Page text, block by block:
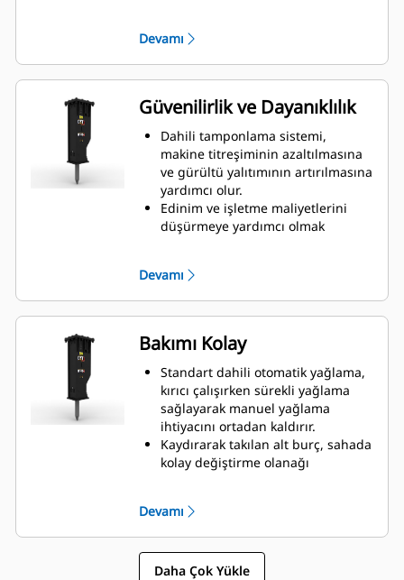
hız veya maksimum güç arasında
seçerek manuel olarak
ayarlayabilirsiniz.
Standart susturma özelliği,
gürültünün düzenlendiği
mahalleler veya hastane yakınları
gibi gürültüye duyarlı alanlarda
bulunan iş sahalarında GC S kırıcı
kullanmanıza olanak tanır.
Devamı
Güvenilirlik ve Dayanıklılık
Dahili tamponlama sistemi,
makine titreşiminin azaltılmasına
ve gürültü yalıtımının artırılmasına
yardımcı olur.
Edinim ve işletme maliyetlerini
düşürmeye yardımcı olmak
tasarımı.
Hidrolik komponentlerin muhafaza
içinde hasara karşı korunuyor
olması, sahadaki kesinti
sürelerinin azaltılmasına yardımcı
olur.
Devamı
Bakımı Kolay
Standart dahili otomatik yağlama,
kırıcı çalışırken sürekli yağlama
sağlayarak manuel yağlama
ihtiyacını ortadan kaldırır.
Kaydırarak takılan alt burç, sahada
kolay değiştirme olanağı
ayırmadan doğrulayabilirsiniz.
Bakım alanlarına hızlı ve kolay
erişim, kırıcı bakımını basitleştirir.
Devamı
Daha Çok Yükle